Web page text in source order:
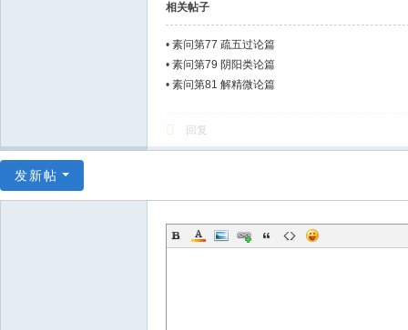
相关帖子
• 素问第77 疏五过论篇
• 素问第79 阴阳类论篇
• 素问第81 解精微论篇
回复
发新帖